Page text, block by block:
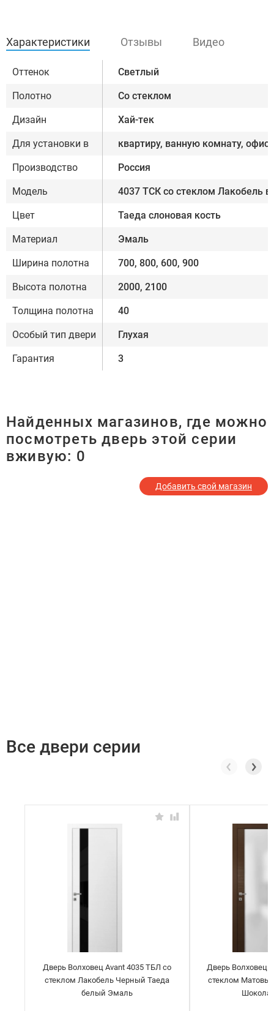
Характеристики Отзывы Видео
Оттенок Светлый
Полотно Со стеклом
Дизайн Хай-тек
Для установки в квартиру, ванную комнату, офис
Производство Россия
Модель 4037 ТСК со стеклом Лакобель
Цвет Таеда слоновая кость
Материал Эмаль
Ширина полотна 700, 800, 600, 900
Высота полотна 2000, 2100
Толщина полотна 40
Особый тип двери Глухая
Гарантия 3
Найденных магазинов, где можно
посмотреть дверь этой серии
вживую: 0
Добавить свой магазин
Все двери серии
Дверь Волховец Avant 4035 ТБЛ со
стеклом Лакобель Черный Таеда
белый Эмаль
Дверь Волховец
стеклом